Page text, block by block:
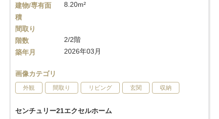
建物/専有面
積
8.20m²
間取り
階数
2/2階
築年月
2026年03月
画像カテゴリ
外観 間取り リビング 玄関 収納
センチュリー21エクセルホーム